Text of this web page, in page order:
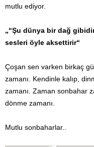
mutlu ediyor.
„“Şu dünya bir dağ
sesleri öyle aksettirir“
Çoşan sen varken birkaç
zamanı. Kendinle kalıp,
zamanı. Zaman sonbahar
dönme zamanı.
Mutlu sonbaharlar..